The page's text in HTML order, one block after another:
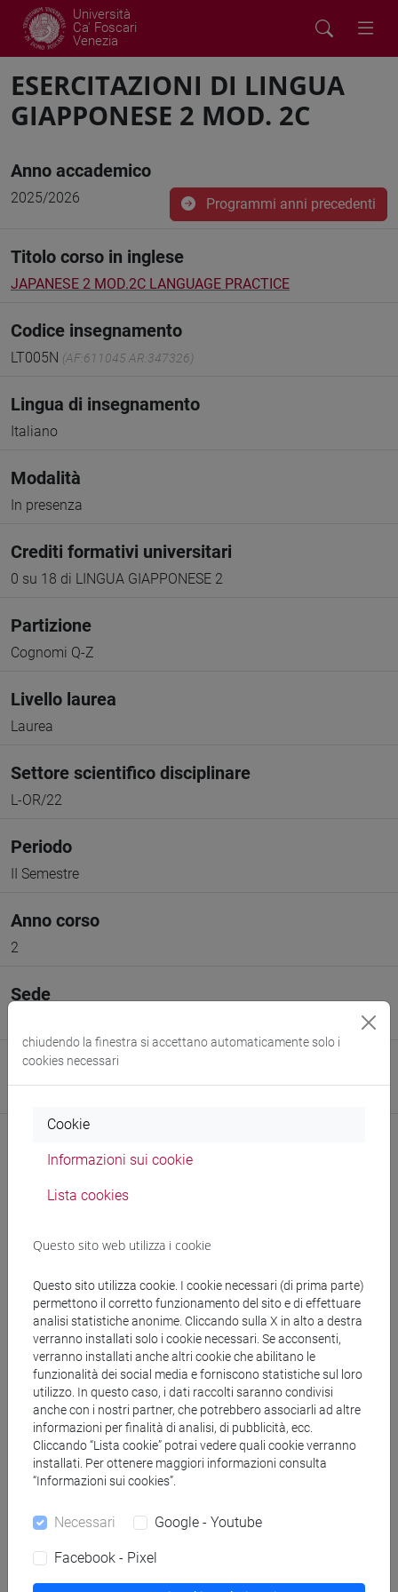
Università
Ca' Foscari
Venezia
ESERCITAZIONI DI LINGUA
GIAPPONESE 2 MOD. 2C
Anno accademico
2025/2026 Programmi anni precedenti
Titolo corso in inglese
JAPANESE 2 MOD.2C LANGUAGE PRACTICE
Codice insegnamento
LT005N (AF:611045 AR:347326)
Lingua di insegnamento
Italiano
Modalità
In presenza
Crediti formativi universitari
0 su 18 di LINGUA GIAPPONESE 2
Partizione
Cognomi Q-Z
Livello laurea
Laurea
Settore scientifico disciplinare
L-OR/22
Periodo
II Semestre
Anno corso
2
Sede
Spazio Moodle
Genera calendario ICS
Genera calendario XLS
Copia questo URL per importare gli orari nel tuo Google
Calendar:
https://www.unive.it/data/ajax/Didattica/generaics?
cache=-1&afid=611045
Orario settimanale
chiudendo la finestra si accettano automaticamente solo i
cookies necessari
Cookie
Informazioni sui cookie
Lista cookies
Questo sito web utilizza i cookie
Questo sito utilizza cookie. I cookie necessari (di prima parte)
permettono il corretto funzionamento del sito e di effettuare
analisi statistiche anonime. Cliccando sulla X in alto a destra
verranno installati solo i cookie necessari. Se acconsenti,
verranno installati anche altri cookie che abilitano le
funzionalità dei social media e forniscono statistiche sul loro
utilizzo. In questo caso, i dati raccolti saranno condivisi
anche con i nostri partner, che potrebbero associarli ad altre
informazioni per finalità di analisi, di pubblicità, ecc.
Cliccando “Lista cookie” potrai vedere quali cookie verranno
installati. Per ottenere maggiori informazioni consulta
“Informazioni sui cookies”.
Necessari Google - Youtube
Facebook - Pixel